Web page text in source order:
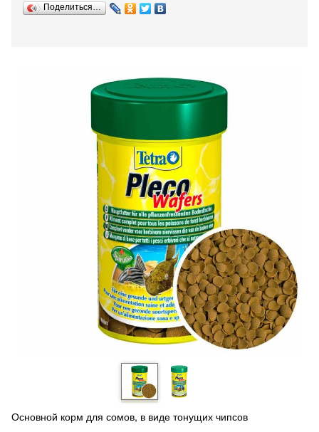
Поделиться…
Основной корм для сомов, в виде тонущих чипсов